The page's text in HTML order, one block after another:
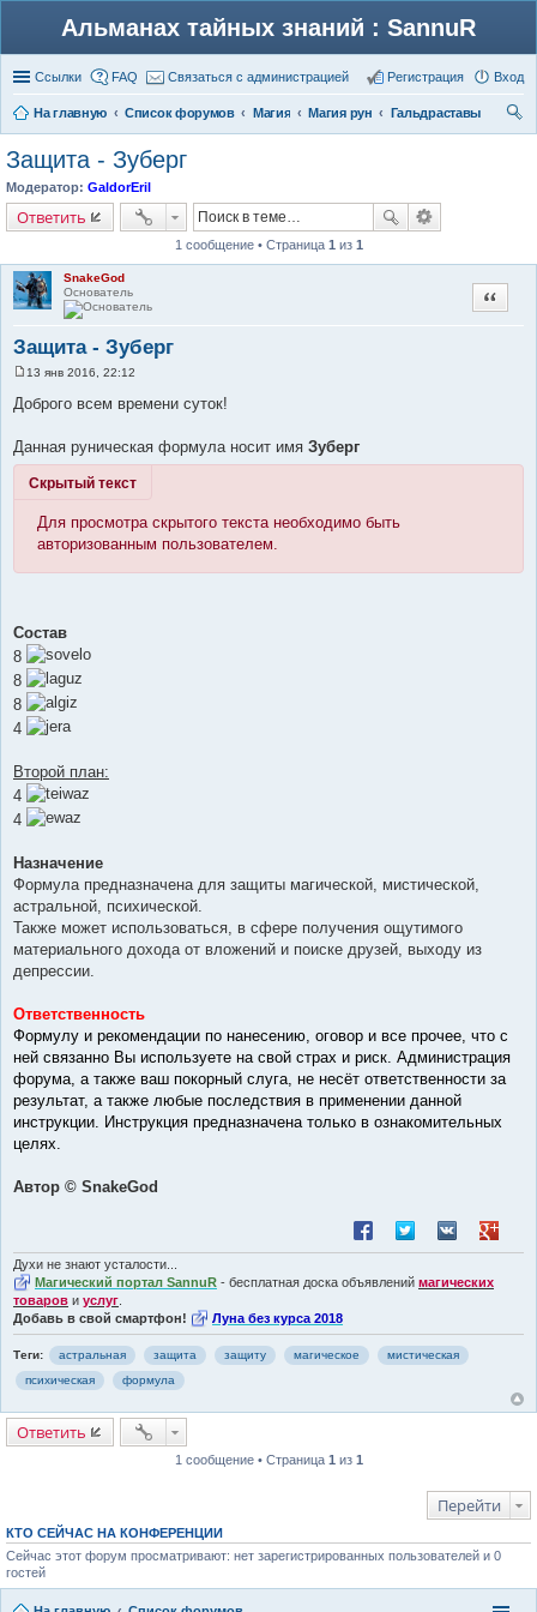
Альманах тайных знаний : SannuR
Ссылки FAQ Связаться с администрацией Вход
Регистрация
На главную Список форумов Магия Магия рун
Гальдраставы
Защита - Зуберг
Модератор: GaldorEril
Ответить
1 сообщение • Страница 1 из 1
SnakeGod
Основатель
Защита - Зуберг
Цитата
о
е
и
13 янв 2016, 22:12
Доброго всем времени суток!
Данная руническая формула носит имя Зуберг
Скрытый текст
Для просмотра скрытого текста необходимо быть
авторизованным пользователем.
Состав
8
8
8
4
Второй план:
4
4
Назначение
Формула предназначена для защиты магической, мистической,
астральной, психической.
Также может использоваться, в сфере получения ощутимого
материального дохода от вложений и поиске друзей, выходу из
депрессии.
Ответственность
Формулу и рекомендации по нанесению, оговор и все прочее, что с
ней связанно Вы используете на свой страх и риск. Администрация
форума, а также ваш покорный слуга, не несёт ответственности за
результат, а также любые последствия в применении данной
инструкции. Инструкция предназначена только в ознакомительных
целях.
Автор © SnakeGod
Поделиться в Facebook
Поделиться в
Поделиться
Духи не знают усталости...
Магический портал SannuR - бесплатная доска объявлений магических
товаров и услуг
Добавь в свой смартфон!
Луна без курса 2018
Теги: астральная защита защиту магическое
мистическая
психическая
формула
Ответить
1 сообщение • Страница 1 из 1
Перейти
КТО СЕЙЧАС НА КОНФЕРЕНЦИИ
Сейчас этот форум просматривают: нет зарегистрированных пользователей и 0
гостей